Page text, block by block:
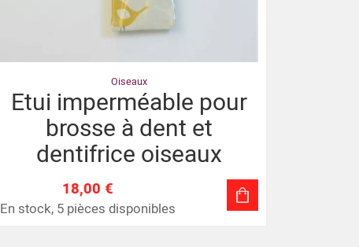
Oiseaux
Etui imperméable pour
brosse à dent et
dentifrice oiseaux
18,00 €
En stock, 5 pièces disponibles